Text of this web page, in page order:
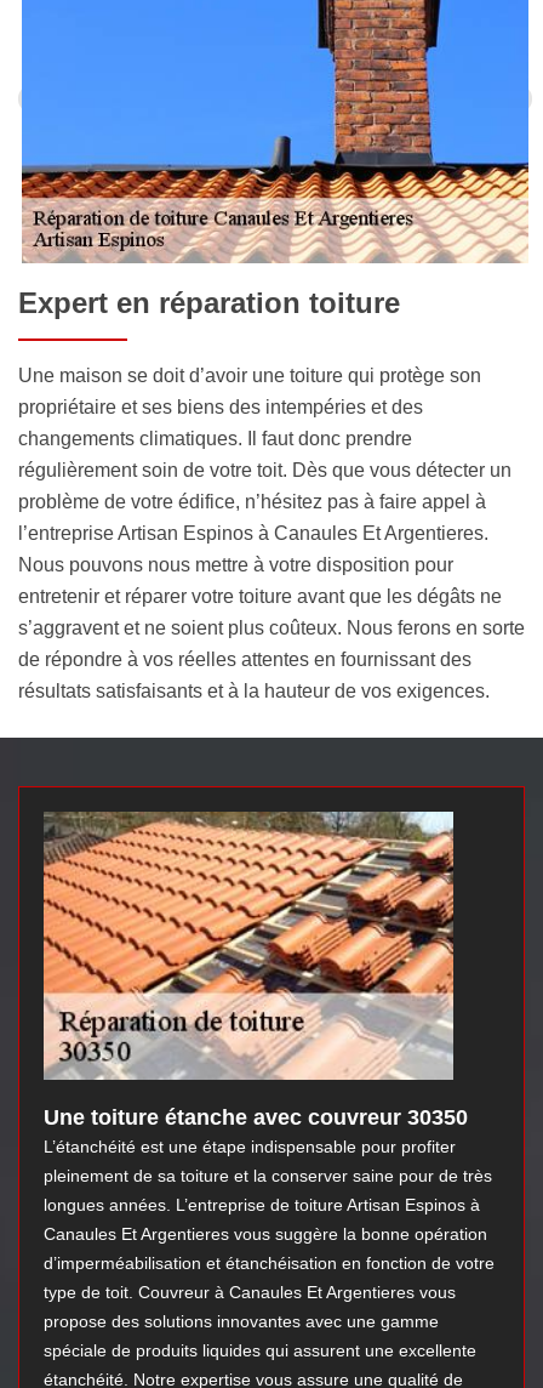
Expert en réparation toiture
Une maison se doit d’avoir une toiture qui protège son
propriétaire et ses biens des intempéries et des
changements climatiques. Il faut donc prendre
régulièrement soin de votre toit. Dès que vous détecter un
problème de votre édifice, n’hésitez pas à faire appel à
l’entreprise Artisan Espinos à Canaules Et Argentieres.
Nous pouvons nous mettre à votre disposition pour
entretenir et réparer votre toiture avant que les dégâts ne
s’aggravent et ne soient plus coûteux. Nous ferons en sorte
de répondre à vos réelles attentes en fournissant des
résultats satisfaisants et à la hauteur de vos exigences.
Une toiture étanche avec couvreur 30350
L’étanchéité est une étape indispensable pour profiter
pleinement de sa toiture et la conserver saine pour de très
longues années. L’entreprise de toiture Artisan Espinos à
Canaules Et Argentieres vous suggère la bonne opération
d’imperméabilisation et étanchéisation en fonction de votre
type de toit. Couvreur à Canaules Et Argentieres vous
propose des solutions innovantes avec une gamme
spéciale de produits liquides qui assurent une excellente
étanchéité. Notre expertise vous assure une qualité de